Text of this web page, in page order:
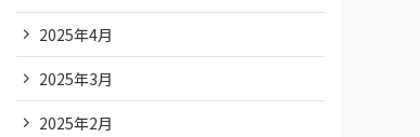
2025年4月
2025年3月
2025年2月